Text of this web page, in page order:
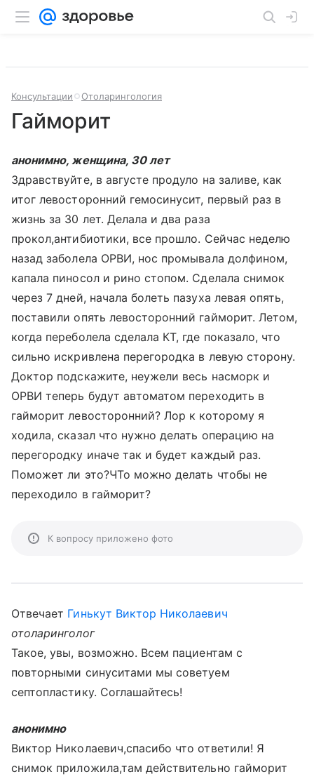
Консультации Отоларингология
Гайморит
анонимно, женщина, 30 лет
Здравствуйте, в августе продуло на заливе, как
итог левосторонний гемосинусит, первый раз в
жизнь за 30 лет. Делала и два раза
прокол,антибиотики, все прошло. Сейчас неделю
назад заболела ОРВИ, нос промывала долфином,
капала пиносол и рино стопом. Сделала снимок
через 7 дней, начала болеть пазуха левая опять,
поставили опять левосторонний гайморит. Летом,
когда переболела сделала КТ, где показало, что
сильно искривлена перегородка в левую сторону.
Доктор подскажите, неужели весь насморк и
ОРВИ теперь будут автоматом переходить в
гайморит левосторонний? Лор к которому я
ходила, сказал что нужно делать операцию на
перегородку иначе так и будет каждый раз.
Поможет ли это?ЧТо можно делать чтобы не
переходило в гайморит?
К вопросу приложено фото
Отвечает Гинькут Виктор Николаевич
отоларинголог
Такое, увы, возможно. Всем пациентам с
повторными синуситами мы советуем
септопластику. Соглашайтесь!
анонимно
Виктор Николаевич,спасибо что ответили! Я
снимок приложила,там действительно гайморит